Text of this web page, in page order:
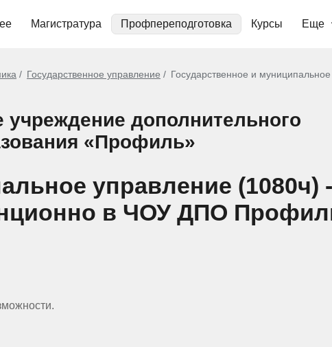
Магистратура Профпереподготовка Курсы Еще
Государственное управление Государственное и
учреждение дополнительного
«Профиль»
управление (1080ч) -
в ЧОУ ДПО